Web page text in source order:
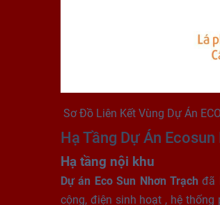
Sơ Đồ Liên Kết Vùng Dự Án
Hạ Tầng Dự Án
Hạ tầng nội khu
Dự án Eco Sun Nhơn Trạch đã
cộng, điện sinh hoạt , hệ